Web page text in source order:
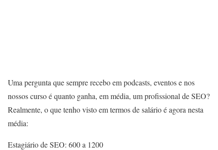
Uma pergunta que sempre recebo em podcasts, eventos e nos
nossos curso é quanto ganha, em média, um profissional de SEO?
Realmente, o que tenho visto em termos de salário é agora nesta
média:
Estagiário de SEO: 600 a 1200